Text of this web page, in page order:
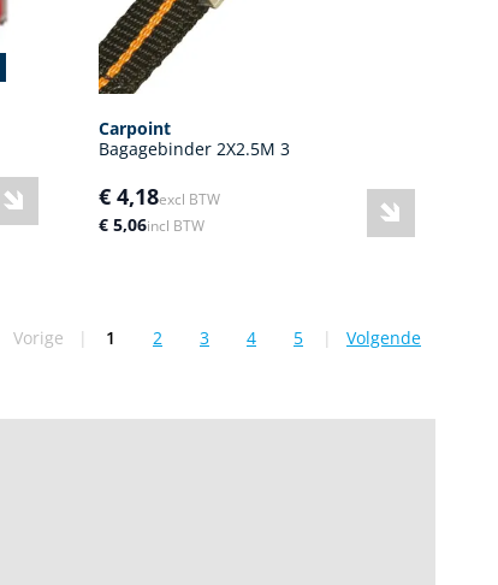
Carpoint
Bagagebinder 2X2.5M 3
€ 4,18excl BTW
€ 5,06incl BTW
Vorige | U lees momenteel pagina
1 Pagina
2 Pagina
3 Pagina
4 Pagina
5 | Volgende